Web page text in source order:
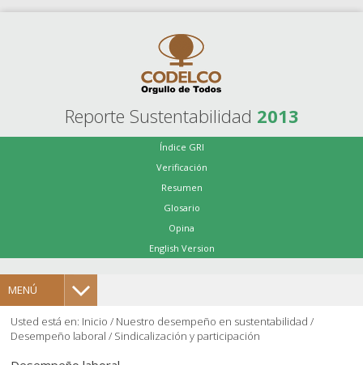
Reporte Sustentabilidad 2013
Índice GRI
Verificación
Resumen
Glosario
Opina
English Version
MENÚ
Usted está en: Inicio / Nuestro desempeño en sustentabilidad /
Desempeño laboral / Sindicalización y participación